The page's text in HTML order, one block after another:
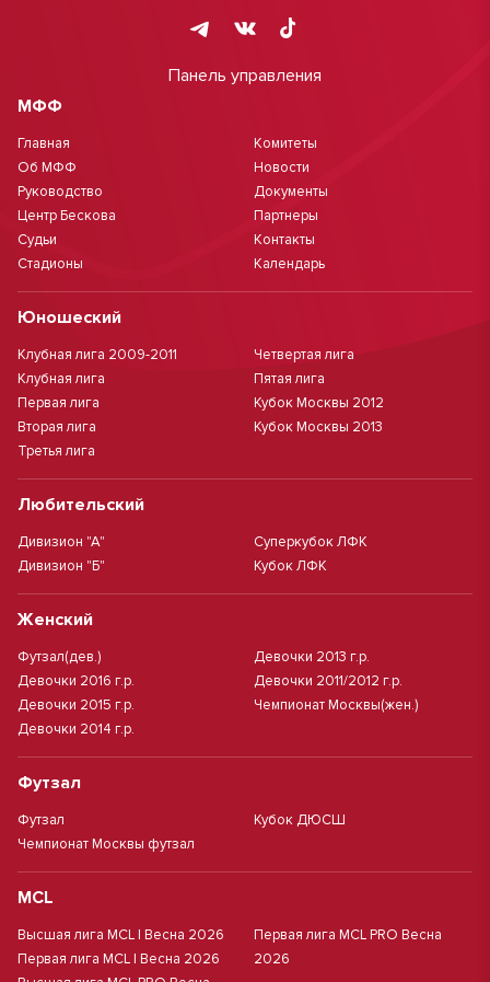
Панель управления
МФФ
Главная
Об МФФ
Руководство
Центр Бескова
Судьи
Стадионы
Комитеты
Новости
Документы
Партнеры
Контакты
Календарь
Юношеский
Клубная лига 2009-2011
Клубная лига
Первая лига
Вторая лига
Третья лига
Четвертая лига
Пятая лига
Кубок Москвы 2012
Кубок Москвы 2013
Любительский
Дивизион "А"
Дивизион "Б"
Суперкубок ЛФК
Кубок ЛФК
Женский
Футзал(дев.)
Девочки 2016 г.р.
Девочки 2015 г.р.
Девочки 2014 г.р.
Девочки 2013 г.р.
Девочки 2011/2012 г.р.
Чемпионат Москвы(жен.)
Футзал
Футзал
Чемпионат Москвы футзал
Кубок ДЮСШ
MCL
Высшая лига MCL | Весна 2026
Первая лига MCL | Весна 2026
Первая лига MCL PRO Весна
2026